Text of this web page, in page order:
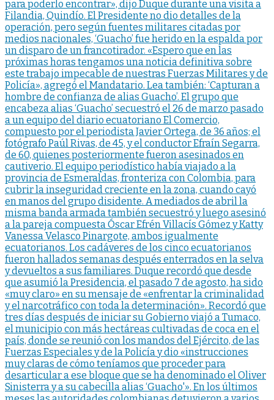
para poderlo encontrar», dijo Duque durante una visita a
Filandia, Quindío. El Presidente no dio detalles de la
operación, pero según fuentes militares citadas por
medios nacionales, ‘Guacho’ fue herido en la espalda por
un disparo de un francotirador. «Espero que en las
próximas horas tengamos una noticia definitiva sobre
este trabajo impecable de nuestras Fuerzas Militares y de
Policía», agregó el Mandatario. Lea también: ‘Capturan a
hombre de confianza de alias Guacho’. El grupo que
encabeza alias ‘Guacho’ secuestró el 26 de marzo pasado
a un equipo del diario ecuatoriano El Comercio,
compuesto por el periodista Javier Ortega, de 36 años; el
fotógrafo Paúl Rivas, de 45, y el conductor Efraín Segarra,
de 60, quienes posteriormente fueron asesinados en
cautiverio. El equipo periodístico había viajado a la
provincia de Esmeraldas, fronteriza con Colombia, para
cubrir la inseguridad creciente en la zona, cuando cayó
en manos del grupo disidente. A mediados de abril la
misma banda armada también secuestró y luego asesinó
a la pareja compuesta Óscar Efrén Villacís Gómez y Katty
Vanessa Velasco Pinargote, ambos igualmente
ecuatorianos. Los cadáveres de los cinco ecuatorianos
fueron hallados semanas después enterrados en la selva
y devueltos a sus familiares. Duque recordó que desde
que asumió la Presidencia, el pasado 7 de agosto, ha sido
«muy claro» en su mensaje de «enfrentar la criminalidad
y el narcotráfico con toda la determinación». Recordó que
tres días después de iniciar su Gobierno viajó a Tumaco,
el municipio con más hectáreas cultivadas de coca en el
país, donde se reunió con los mandos del Ejército, de las
Fuerzas Especiales y de la Policía y dio «instrucciones
muy claras de cómo teníamos que proceder para
desarticular a ese bloque que se ha denominado el Oliver
Sinisterra y a su cabecilla alias ‘Guacho'». En los últimos